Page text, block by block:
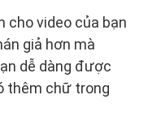
cho video của bạn
giả hơn mà
dễ dàng được
thêm chữ trong